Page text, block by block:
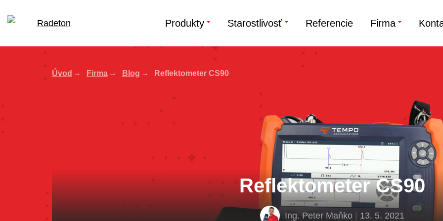
Produkty Starostlivosť Referencie Firma
Úvod Firma Blog Reflektometer CS90
Reflektometer CS90
Ing. Peter Maňko 13. 5. 2021